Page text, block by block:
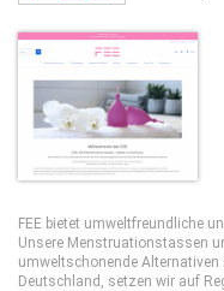
FEE bietet umweltfreundliche
Unsere Menstruationstassen
umweltschonende
Deutschland, setzen wir auf